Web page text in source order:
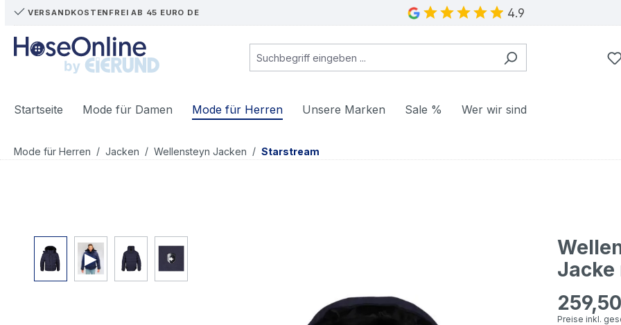
Hauptinhalt springen
Zur Suche springen
Zur Hauptnavigation springen
VERSANDKOSTENFREI AB 45 EURO DE 4.9
Startseite Mode für Damen Mode für Herren Unsere Marken Sale % Wer wir sind
Mode für Herren / Jacken / Wellensteyn Jacken / Starstream
Bildergalerie überspringen
Jacke
Regulärer
Preise inkl.